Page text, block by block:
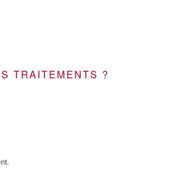
TRAITEMENTS ?